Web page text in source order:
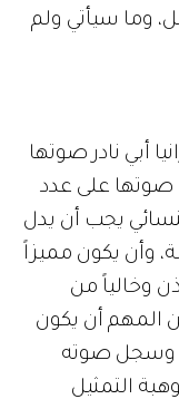
وما سيأتي ولم
أبي نادر صوتها
صوتها على عدد
يجب أن يدل
وأن يكون مميزاً
وخالياً من
المهم أن يكون
وسجل صوته
التمثيل